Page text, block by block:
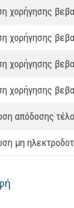
χορήγησης
χορήγησης
χορήγησης
χορήγησης
απόδοσης
μη